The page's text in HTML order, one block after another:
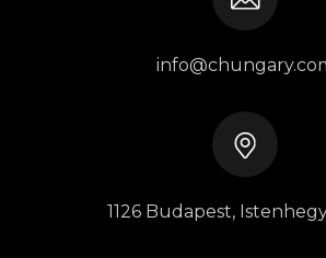
1126 Budapest,